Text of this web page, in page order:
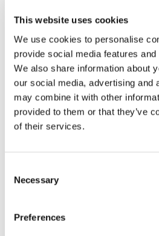
This website uses cookies
We use cookies to personalise
provide social media features
We also share information about
our social media, advertising and
may combine it with other
provided to them or that they’ve
of their services.
Selection
Necessary
Preferences
Eckerö tyngs av
frakten fortsätter